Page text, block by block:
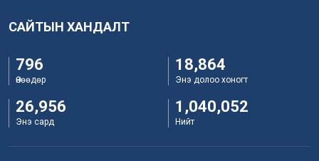
САЙТЫН ХАНДАЛТ
796
Өнөөдөр
18,864
Энэ долоо хоногт
26,956
Энэ сард
1,040,052
Нийт